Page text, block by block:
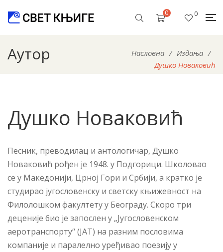
0 0
Аутор Насловна / Издања /
Душко Новаковић
Душко Новаковић
Песник, преводилац и антологичар, Душко
Новаковић рођен је 1948. у Подгорици. Школовао
се у Македонији, Црној Гори и Србији, а кратко је
студирао југословенску и светску књижевност на
Филолошком факултету у Београду. Скоро три
деценије био је запослен у „Југословенском
аеротранспорту“ (ЈАТ) на разним пословима
компаније и паралелно уређивао поезију у